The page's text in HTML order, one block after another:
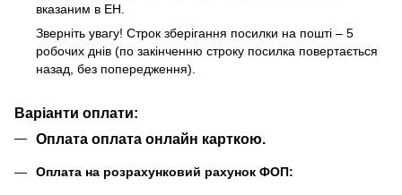
вказаним в ЕН.
Зверніть увагу! Строк зберігання посилки на пошті – 5
робочих днів (по закінченню строку посилка повертається
назад, без попередження).
Варіанти оплати:
Оплата оплата онлайн карткою.
Оплата на розрахунковий рахунок ФОП: